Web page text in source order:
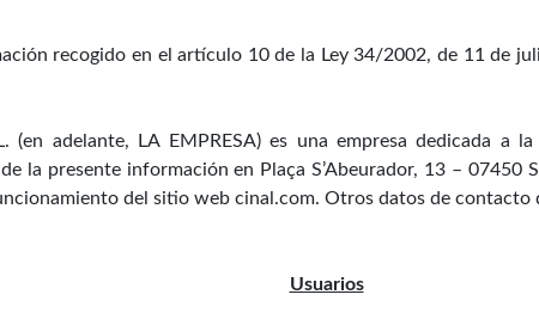
recogido en el artículo 10 de la Ley 34/2002, de 11 de
(en adelante, LA EMPRESA) es una empresa dedicada
la presente información en Plaça S’Abeurador, 13 – 07450
del sitio web cinal.com. Otros datos de contacto
Usuarios